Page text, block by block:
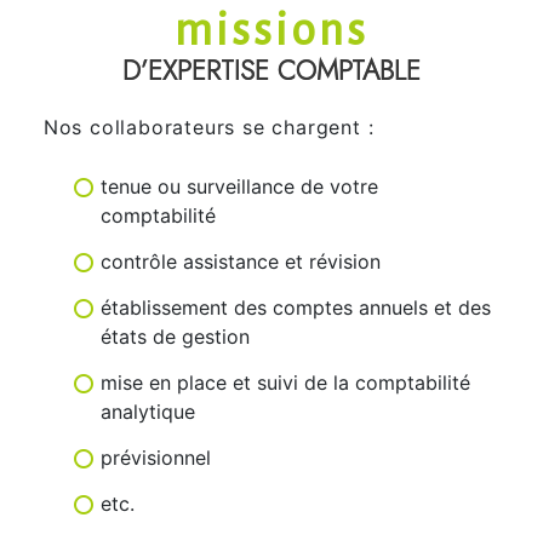
SE COMPTABL
E
missions
D’EXPERTISE COMPTABLE
Nos collaborateurs se chargent :
tenue ou surveillance de votre
comptabilité
contrôle assistance et révision
établissement des comptes annuels et des
états de gestion
mise en place et suivi de la comptabilité
analytique
prévisionnel
etc.